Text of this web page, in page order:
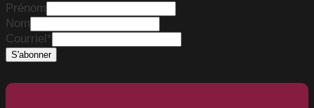
Prénom
Nom
Courriel*